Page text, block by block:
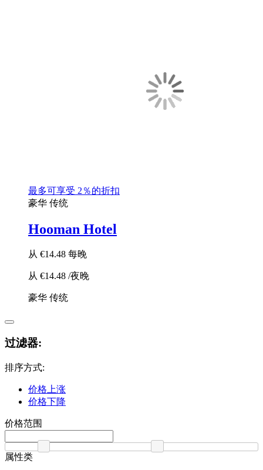
最多可享受 2％的折扣
豪华 传统
Hooman Hotel
从 €14.48 每晚
从 €14.48 /夜晚
豪华 传统
过滤器:
排序方式:
价格上涨
价格下降
价格范围
属性类